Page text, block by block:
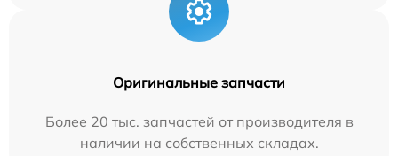
Оригинальные запчасти
Более 20 тыс. запчастей от производителя в
наличии на собственных складах.